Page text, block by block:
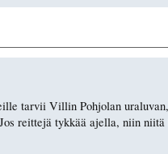
tarvii Villin Pohjolan
reittejä tykkää ajella, niin